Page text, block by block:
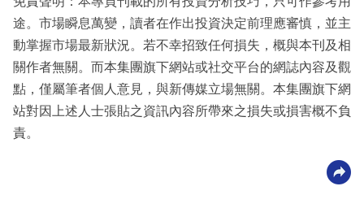
途。市場瞬息萬變，讀者在作出投資決定前理應審慎，並主
動掌握市場最新狀況。若不幸招致任何損失，概與本刊及相
關作者無關。而本集團旗下網站或社交平台的網誌內容及觀
點，僅屬筆者個人意見，與新傳媒立場無關。本集團旗下網
站對因上述人士張貼之資訊內容所帶來之損失或損害概不負
責。